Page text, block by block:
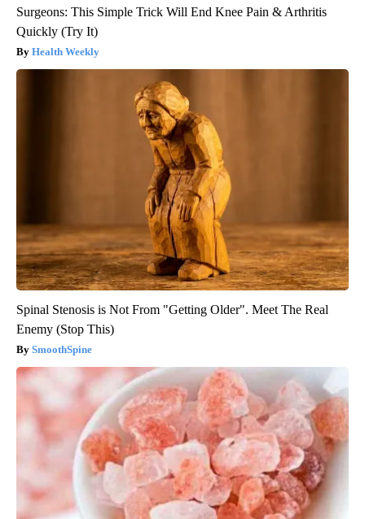
Surgeons: This Simple Trick Will End Knee Pain & Arthritis
Quickly (Try It)
Health Weekly
Spinal Stenosis is Not From "Getting Older". Meet The Real
Enemy (Stop This)
SmoothSpine